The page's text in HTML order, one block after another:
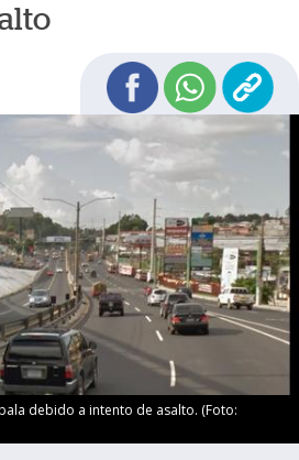
debido a intento de asalto. (Foto: